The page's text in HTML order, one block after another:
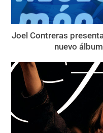
Joel Contreras
nuevo